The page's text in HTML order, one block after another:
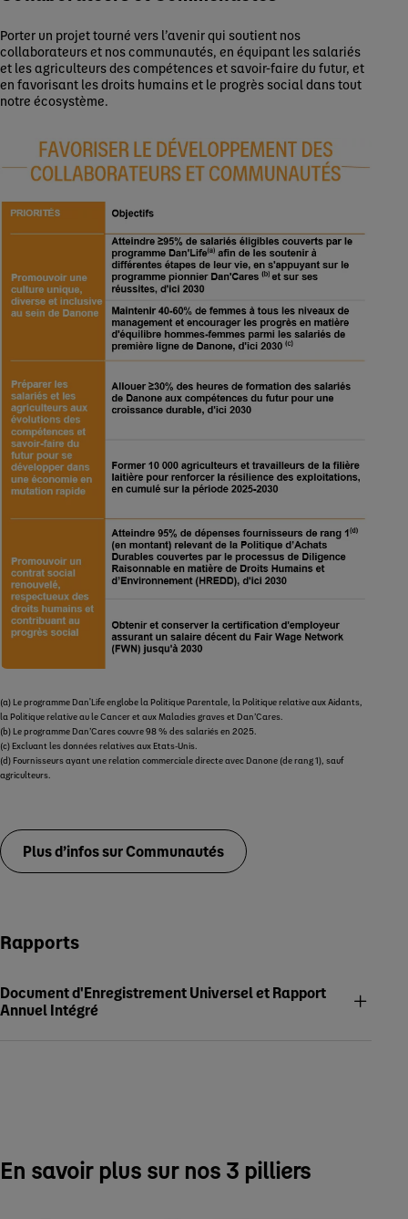
Porter un projet tourné vers l’avenir qui soutient nos
collaborateurs et nos communautés, en équipant les salariés
et les agriculteurs des compétences et savoir-faire du futur, et
en favorisant les droits humains et le progrès social dans tout
notre écosystème.
(a) Le programme Dan'Life englobe la Politique Parentale, la Politique relative aux Aidants,
la Politique relative au le Cancer et aux Maladies graves et Dan’Cares.
(b) Le programme Dan’Cares couvre 98 % des salariés en 2025.
(c) Excluant les données relatives aux Etats-Unis.
(d) Fournisseurs ayant une relation commerciale directe avec Danone (de rang 1), sauf
agriculteurs.
Plus d’infos sur Communautés
Rapports
Document d'Enregistrement Universel et Rapport
Annuel Intégré
En savoir plus sur nos 3 pilliers